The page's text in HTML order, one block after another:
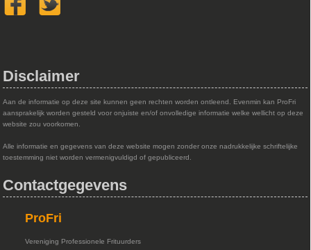
Disclaimer
Aan de informatie op deze site kunnen geen rechten worden ontleend. Evenmin kan ProFri
aansprakelijk worden gesteld voor onjuiste en/of onvolledige informatie welke wellicht op deze
website zou voorkomen.
Alle informatie en gegevens van deze website mogen zonder onze nadrukkelijke schriftelijke
toestemming niet worden vermenigvuldigd of gepubliceerd.
Contactgegevens
ProFri
Vereniging Professionele Frituurders